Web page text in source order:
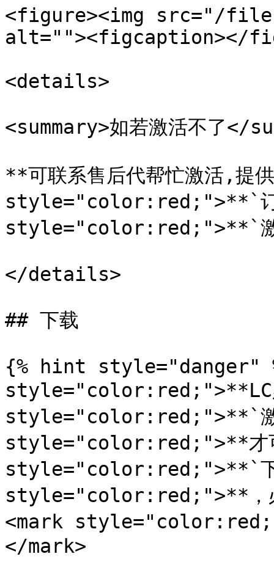
<figure><img src="/files/
alt=""><figcaption></
<details>
<summary>如若激活不了</
**可联系售后代帮忙激活,提
style="color:red;">**`
style="color:red;">**`激
</details>
## 下载
{% hint style="danger"
style="color:red;">**LC
style="color:red;">**`激
style="color:red;">**才
style="color:red;">**`下
style="color:red;">**，必
<mark
</mark>